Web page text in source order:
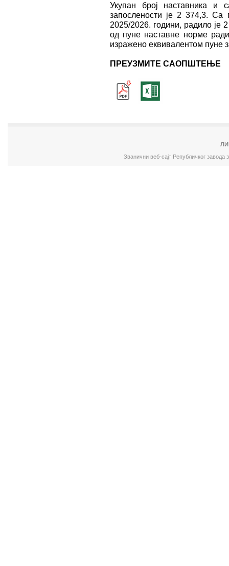
Укупан број наставника и
запослености је 2 374,3. Са
2025/2026. години, радило је
од пуне наставне норме
изражено еквивалентом пуне
ПРЕУЗМИТЕ САОПШТЕЊЕ
Званични веб-сајт Републичког